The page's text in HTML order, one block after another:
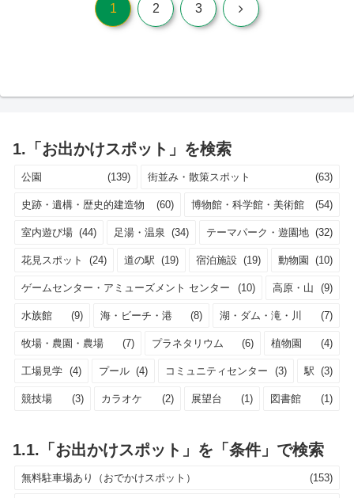
1 2 3 次
1.「お出かけスポット」を検索
公園 (139) 街並み・散策スポット (63)
史跡・遺構・歴史的建造物 (60) 博物館・科学館・美術館 (54)
室内遊び場 (44) 足湯・温泉 (34) テーマパーク・遊園地 (32)
花見スポット (24) 道の駅 (19) 宿泊施設 (19) 動物園 (10)
ゲームセンター・アミューズメント センター (10) 高原・山 (9)
水族館 (9) 海・ビーチ・港 (8) 湖・ダム・滝・川 (7)
牧場・農園・農場 (7) プラネタリウム (6) 植物園 (4)
工場見学 (4) プール (4) コミュニティセンター (3) 駅 (3)
競技場 (3) カラオケ (2) 展望台 (1) 図書館 (1)
1.1.「お出かけスポット」を「条件」で検索
無料駐車場あり（おでかけスポット） (153)